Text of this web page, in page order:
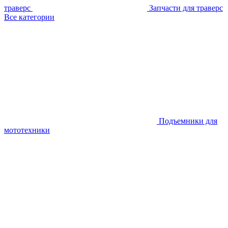
траверс
Запчасти для траверс
Все категории
Подъемники для
мототехники